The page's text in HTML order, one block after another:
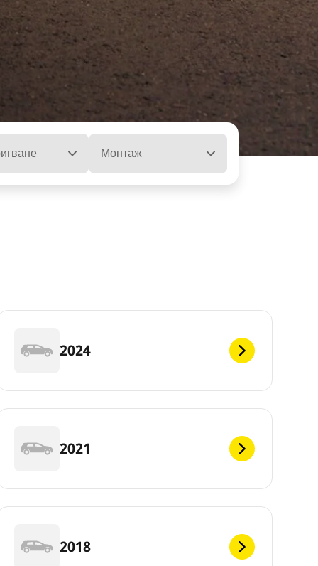
Монтаж
2024
2021
2018